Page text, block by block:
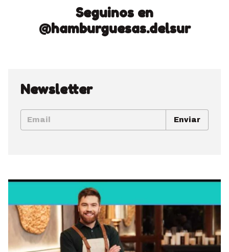
Seguinos en
@hamburguesas.delsur
Newsletter